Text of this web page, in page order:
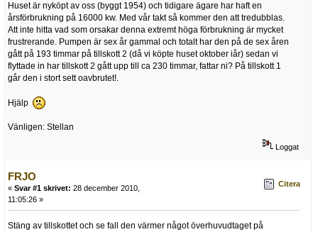
Huset är nyköpt av oss (byggt 1954) och tidigare ägare har haft en
årsförbrukning på 16000 kw. Med vår takt så kommer den att tredubblas.
Att inte hitta vad som orsakar denna extremt höga förbrukning är mycket
frustrerande. Pumpen är sex år gammal och totalt har den på de sex åren
gått på 193 timmar på tillskott 2 (då vi köpte huset oktober iår) sedan vi
flyttade in har tillskott 2 gått upp till ca 230 timmar, fattar ni? På tillskott 1
går den i stort sett oavbrutet!.
Hjälp
Vänligen: Stellan
Loggat
FRJO
« Svar #1 skrivet: 28 december 2010,
11:05:26 »
Citera
Stäng av tillskottet och se fall den värmer något överhuvudtaget på